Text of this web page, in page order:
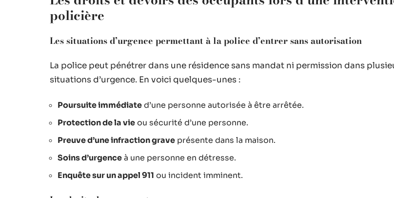
policière
Les situations d’urgence permettant à la police d’entrer sans autorisation
La police peut pénétrer dans une résidence sans mandat ni permission dans
situations d’urgence. En voici quelques-unes :
Poursuite immédiated’une personne autorisée à être arrêtée.
Protection de la vieou sécurité d’une personne.
Preuve d’une infraction grave présente dans la maison.
Soins d’urgenceà une personne en détresse.
Enquête sur un appel 911 ou incident imminent.